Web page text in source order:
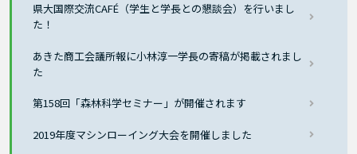
県大国際交流CAFÉ（学生と学長との懇談会）を行いまし
た！
あきた商工会議所報に小林淳一学長の寄稿が掲載されまし
た
第158回「森林科学セミナー」が開催されます
2019年度マシンローイング大会を開催しました